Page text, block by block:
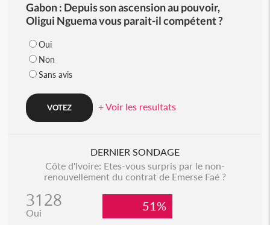
Gabon : Depuis son ascension au pouvoir,
Oligui Nguema vous parait-il compétent ?
Oui
Non
Sans avis
+ Voir les resultats
DERNIER SONDAGE
Côte d'Ivoire: Etes-vous surpris par le non-
renouvellement du contrat de Emerse Faé ?
3128
Oui 51%